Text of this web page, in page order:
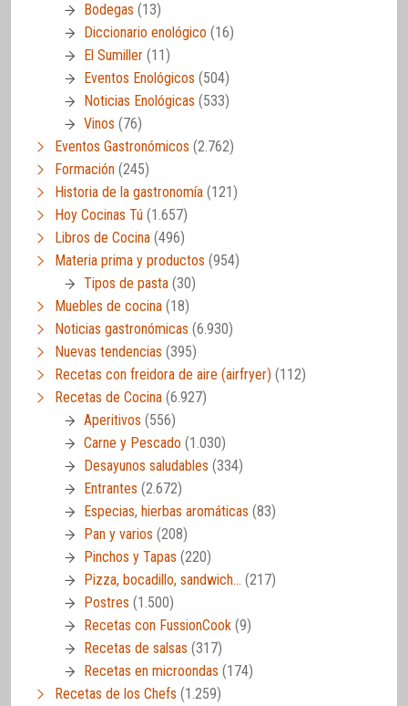
Bodegas (13)
Diccionario enológico (16)
El Sumiller (11)
Eventos Enológicos (504)
Noticias Enológicas (533)
Vinos (76)
Eventos Gastronómicos (2.762)
Formación (245)
Historia de la gastronomía (121)
Hoy Cocinas Tú (1.657)
Libros de Cocina (496)
Materia prima y productos (954)
Tipos de pasta (30)
Muebles de cocina (18)
Noticias gastronómicas (6.930)
Nuevas tendencias (395)
Recetas con freidora de aire (airfryer) (112)
Recetas de Cocina (6.927)
Aperitivos (556)
Carne y Pescado (1.030)
Desayunos saludables (334)
Entrantes (2.672)
Especias, hierbas aromáticas (83)
Pan y varios (208)
Pinchos y Tapas (220)
Pizza, bocadillo, sandwich… (217)
Postres (1.500)
Recetas con FussionCook (9)
Recetas de salsas (317)
Recetas en microondas (174)
Recetas de los Chefs (1.259)